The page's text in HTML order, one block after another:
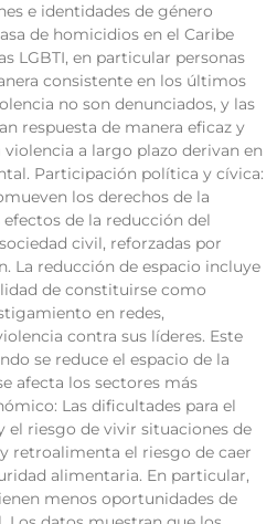
e identidades de género
de homicidios en el Caribe
LGBTI, en particular personas
consistente en los últimos
no son denunciados, y las
respuesta de manera eficaz y
a largo plazo derivan en
Participación política y cívica:
los derechos de la
de la reducción del
civil, reforzadas por
La reducción de espacio incluye
de constituirse como
en redes,
contra sus líderes. Este
se reduce el espacio de la
afecta los sectores más
Las dificultades para el
el riesgo de vivir situaciones de
retroalimenta el riesgo de caer
alimentaria. En particular,
menos oportunidades de